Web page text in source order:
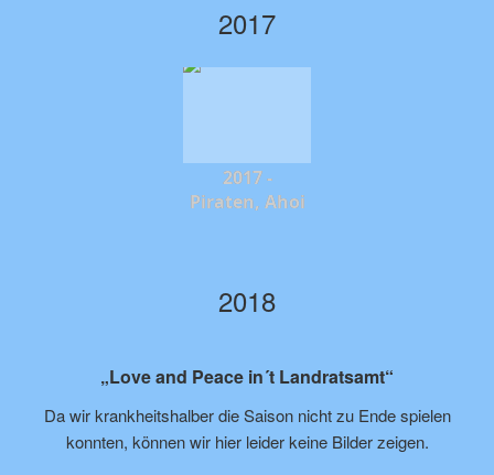
2017
2017 -
Piraten, Ahoi
2018
„Love and Peace in´t Landratsamt“
Da wir krankheitshalber die Saison nicht zu Ende spielen
konnten, können wir hier leider keine Bilder zeigen.